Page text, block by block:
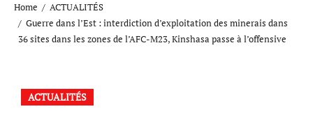
Home
ACTUALITÉS
Guerre dans l’Est : interdiction d’exploitation des minerais dans
36 sites dans les zones de l’AFC-M23, Kinshasa passe à l’offensive
ACTUALITÉS